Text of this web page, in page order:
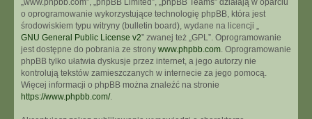
„www.phpbb.com”, „phpBB Limited”, „phpBB Teams” działają w oparciu
o oprogramowanie wykorzystujące technologię phpBB, która jest
środowiskiem typu witryny (bulletin board), wydane na licencji „
GNU General Public License v2” zwanej też „GPL”. Oprogramowanie
jest dostępne do pobrania ze strony www.phpbb.com. Oprogramowanie
phpBB tylko ułatwia dyskusje przez internet, a jego autorzy nie
kontrolują tekstów zamieszczanych w internecie za jego pomocą.
Więcej informacji o phpBB można znaleźć na stronie
https://www.phpbb.com/.